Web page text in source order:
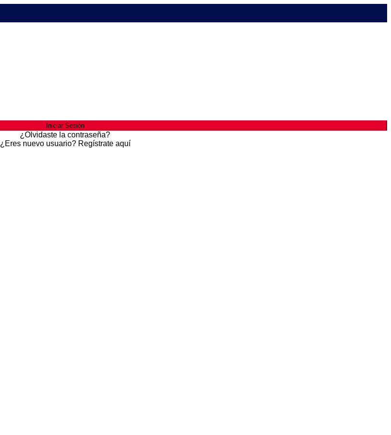
¿Olvidaste la contraseña?
¿Eres nuevo usuario? Regístrate aquí